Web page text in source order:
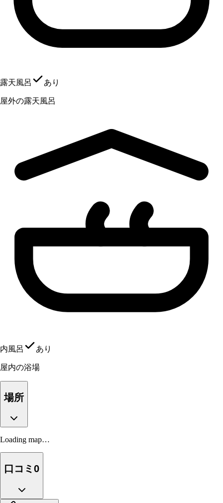
露天風呂 あり
屋外の露天風呂
内風呂 あり
屋内の浴場
場所
Loading map…
口コミ 0